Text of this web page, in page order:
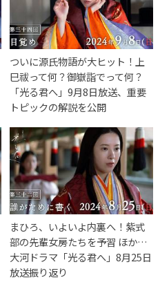
ついに源氏物語が大ヒット！上
巳祓って何？御嶽詣でって何？
「光る君へ」9月8日放送、重要
トピックの解説を公開
まひろ、いよいよ内裏へ！紫式
部の先輩女房たちを予習 ほか…
大河ドラマ「光る君へ」8月25日
放送振り返り